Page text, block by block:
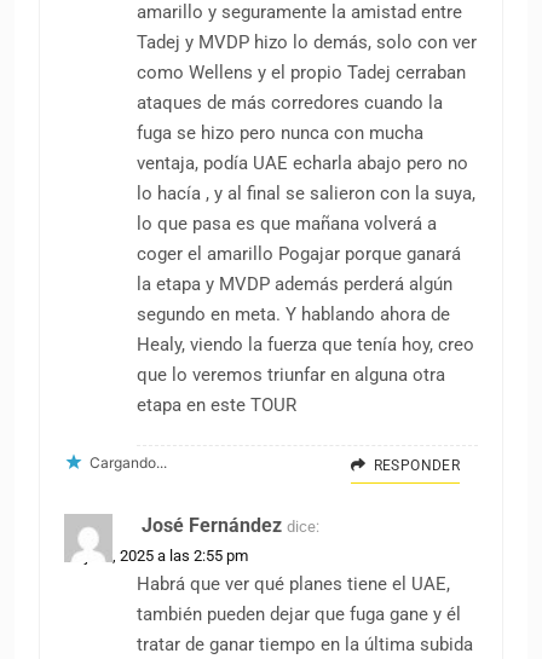
amarillo y seguramente la amistad entre
Tadej y MVDP hizo lo demás, solo con ver
como Wellens y el propio Tadej cerraban
ataques de más corredores cuando la
fuga se hizo pero nunca con mucha
ventaja, podía UAE echarla abajo pero no
lo hacía , y al final se salieron con la suya,
lo que pasa es que mañana volverá a
coger el amarillo Pogajar porque ganará
la etapa y MVDP además perderá algún
segundo en meta. Y hablando ahora de
Healy, viendo la fuerza que tenía hoy, creo
que lo veremos triunfar en alguna otra
etapa en este TOUR
Cargando... RESPONDER
José Fernández dice:
10 julio, 2025 a las 2:55 pm
Habrá que ver qué planes tiene el UAE,
también pueden dejar que fuga gane y él
tratar de ganar tiempo en la última subida